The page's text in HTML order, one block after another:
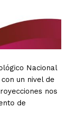
Nacional
un nivel de
nos
de